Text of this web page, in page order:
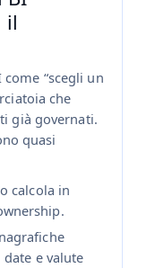
il
“scegli un
che
già governati.
quasi
calcola in
e valute